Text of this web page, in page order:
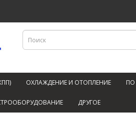
ОХЛАЖДЕНИЕ И ОТОПЛЕНИЕ ПО
ДРУГОЕ